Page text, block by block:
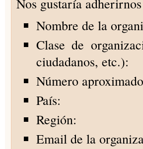
Nos gustaría
Nombre de la
Clase de
ciudadanos, etc.):
Número
País:
Región:
Email de la